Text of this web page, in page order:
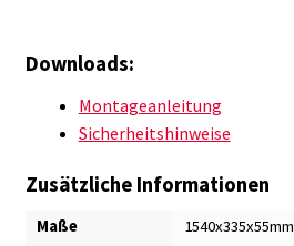
Downloads:
Montageanleitung
Sicherheitshinweise
Zusätzliche Informationen
Maße
1540x335x55mm